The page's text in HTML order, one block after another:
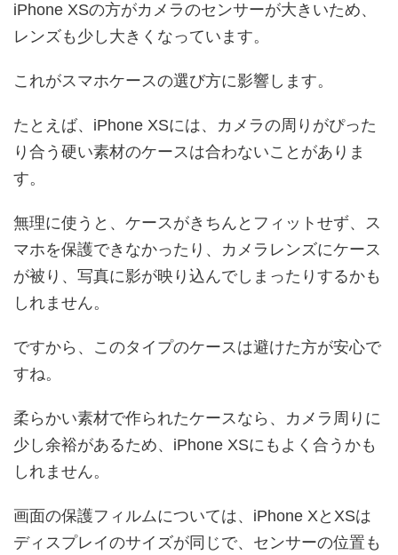
iPhone XSの方がカメラのセンサーが大きいため、
レンズも少し大きくなっています。
これがスマホケースの選び方に影響します。
たとえば、iPhone XSには、カメラの周りがぴった
り合う硬い素材のケースは合わないことがありま
す。
無理に使うと、ケースがきちんとフィットせず、ス
マホを保護できなかったり、カメラレンズにケース
が被り、写真に影が映り込んでしまったりするかも
しれません。
ですから、このタイプのケースは避けた方が安心で
すね。
柔らかい素材で作られたケースなら、カメラ周りに
少し余裕があるため、iPhone XSにもよく合うかも
しれません。
画面の保護フィルムについては、iPhone XとXSは
ディスプレイのサイズが同じで、センサーの位置も